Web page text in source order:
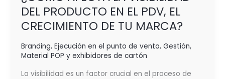
DEL PRODUCTO EN EL PDV, EL
CRECIMIENTO DE TU MARCA?
Branding, Ejecución en el punto de venta, Gestión,
Material POP y exhibidores de cartón
La visibilidad es un factor crucial en el proceso de